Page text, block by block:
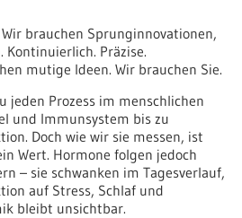
brauchen Sprunginnovationen,
Kontinuierlich. Präzise.
mutige Ideen. Wir brauchen Sie.
jeden Prozess im menschlichen
und Immunsystem bis zu
Doch wie wir sie messen, ist
Wert. Hormone folgen jedoch
– sie schwanken im Tagesverlauf,
auf Stress, Schlaf und
bleibt unsichtbar.